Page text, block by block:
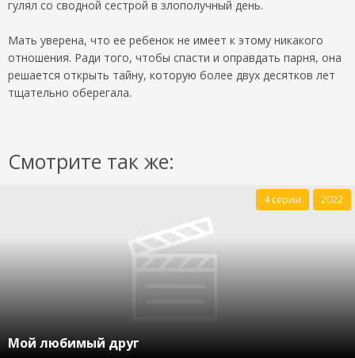
гулял со сводной сестрой в злополучный день.
Мать уверена, что ее ребенок не имеет к этому никакого
отношения. Ради того, чтобы спасти и оправдать парня, она
решается открыть тайну, которую более двух десятков лет
тщательно оберегала.
Смотрите так же:
Мой любимый друг
4 серии 2022